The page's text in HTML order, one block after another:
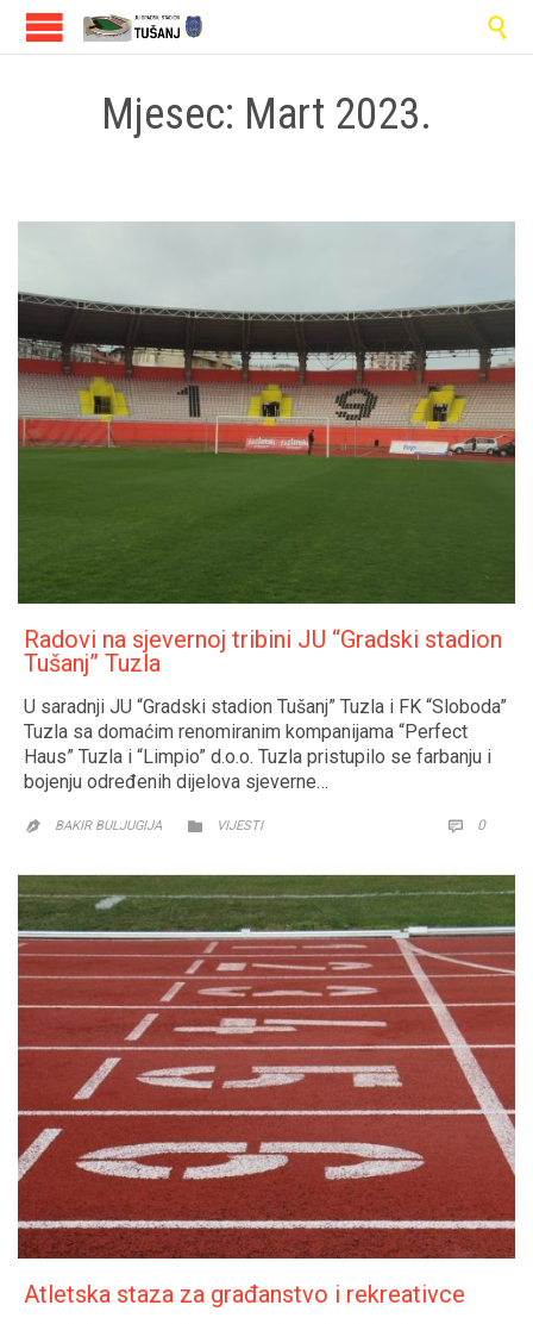

Mjesec: Mart 2023.
Radovi na sjevernoj tribini JU “Gradski stadion
Tušanj” Tuzla
U saradnji JU “Gradski stadion Tušanj” Tuzla i FK “Sloboda”
Tuzla sa domaćim renomiranim kompanijama “Perfect
Haus” Tuzla i “Limpio” d.o.o. Tuzla pristupilo se farbanju i
bojenju određenih dijelova sjeverne…
 BAKIR BULJUGIJA  CATEGORY
VIJESTI  0
Atletska staza za građanstvo i rekreativce